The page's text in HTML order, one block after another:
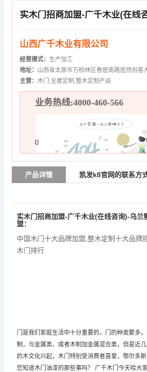
山西广千木业有限公司
经营模式： 生产加工
地址： 山西省太原市万柏林区春居南路居然创客
主营： 木门,全屋定制,整木定制产品
业务热线:4000-460-566
0
产品详情 凯发k8官网的联系方
实木门招商加盟-广千木业(在线咨询)-乌兰
盟：
中国木门十大品牌加盟 整木定制十大品牌
木门排行
门是我们家庭生活中十分重要的，门的种类繁多
制，与金属类，或者木制加金属混合类，但是近
的木文化兴起，木门特别受消费者喜爱，鄂尔多
您知道木门油漆的那些事吗？ 广千木门 今天哈大